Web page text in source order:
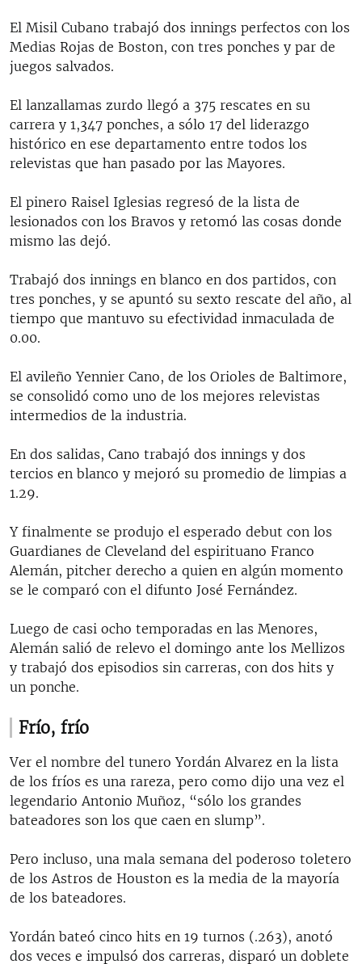
El Misil Cubano trabajó dos innings perfectos con los
Medias Rojas de Boston, con tres ponches y par de
juegos salvados.
El lanzallamas zurdo llegó a 375 rescates en su
carrera y 1,347 ponches, a sólo 17 del liderazgo
histórico en ese departamento entre todos los
relevistas que han pasado por las Mayores.
El pinero Raisel Iglesias regresó de la lista de
lesionados con los Bravos y retomó las cosas donde
mismo las dejó.
Trabajó dos innings en blanco en dos partidos, con
tres ponches, y se apuntó su sexto rescate del año, al
tiempo que mantuvo su efectividad inmaculada de
0.00.
El avileño Yennier Cano, de los Orioles de Baltimore,
se consolidó como uno de los mejores relevistas
intermedios de la industria.
En dos salidas, Cano trabajó dos innings y dos
tercios en blanco y mejoró su promedio de limpias a
1.29.
Y finalmente se produjo el esperado debut con los
Guardianes de Cleveland del espirituano Franco
Alemán, pitcher derecho a quien en algún momento
se le comparó con el difunto José Fernández.
Luego de casi ocho temporadas en las Menores,
Alemán salió de relevo el domingo ante los Mellizos
y trabajó dos episodios sin carreras, con dos hits y
un ponche.
Frío, frío
Ver el nombre del tunero Yordán Alvarez en la lista
de los fríos es una rareza, pero como dijo una vez el
legendario Antonio Muñoz, “sólo los grandes
bateadores son los que caen en slump”.
Pero incluso, una mala semana del poderoso toletero
de los Astros de Houston es la media de la mayoría
de los bateadores.
Yordán bateó cinco hits en 19 turnos (.263), anotó
dos veces e impulsó dos carreras, disparó un doblete